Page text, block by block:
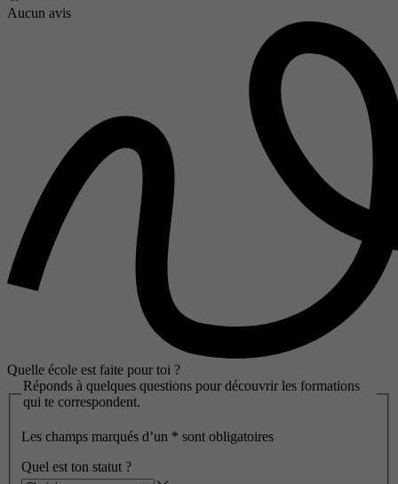
Aucun avis
Quelle école est faite pour toi ?
Réponds à quelques questions pour découvrir les formations
qui te correspondent.
Les champs marqués d’un * sont obligatoires
Quel est ton statut ?